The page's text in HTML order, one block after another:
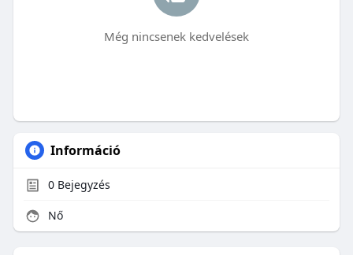
Még nincsenek kedvelések
Információ
0Bejegyzés
Nő